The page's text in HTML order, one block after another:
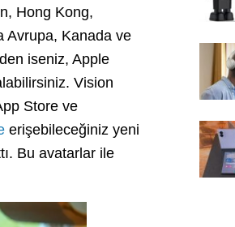
Hong Kong,
Avrupa, Kanada ve
iseniz, Apple
Vision
Store ve
erişebileceğiniz yeni
Bu avatarlar ile